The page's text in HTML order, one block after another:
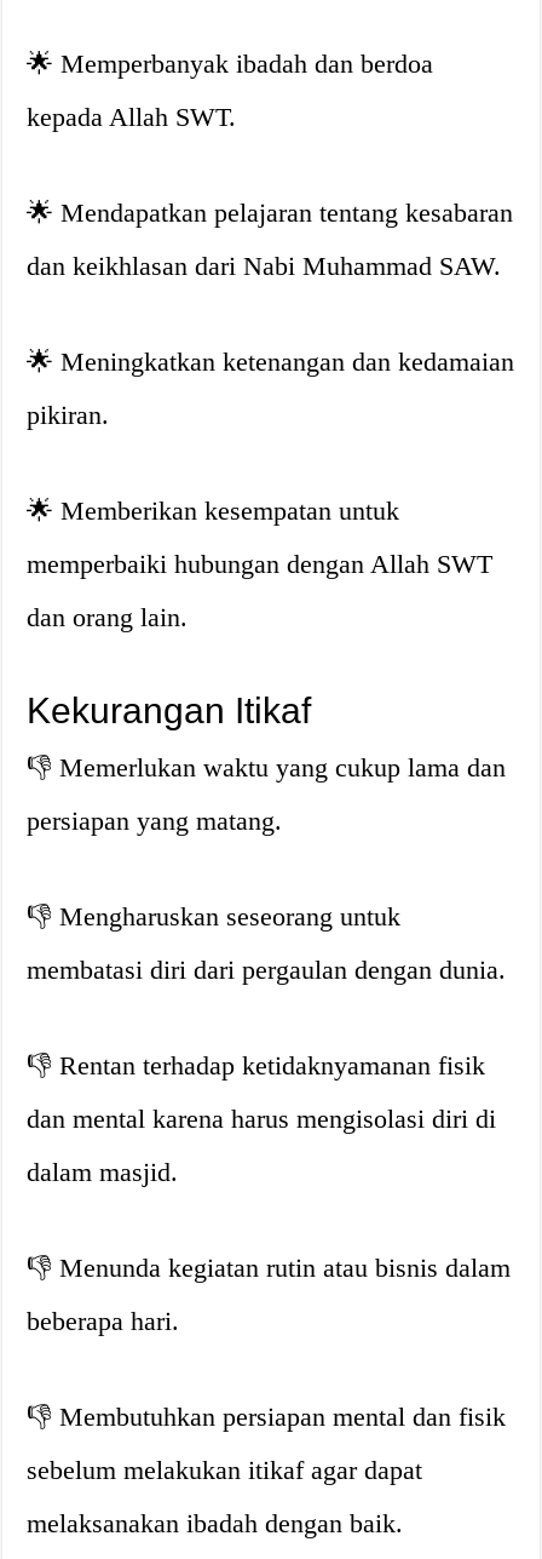
🌟 Memperbanyak ibadah dan berdoa
kepada Allah SWT.
🌟 Mendapatkan pelajaran tentang kesabaran
dan keikhlasan dari Nabi Muhammad SAW.
🌟 Meningkatkan ketenangan dan kedamaian
pikiran.
🌟 Memberikan kesempatan untuk
memperbaiki hubungan dengan Allah SWT
dan orang lain.
Kekurangan Itikaf
👎 Memerlukan waktu yang cukup lama dan
persiapan yang matang.
👎 Mengharuskan seseorang untuk
membatasi diri dari pergaulan dengan dunia.
👎 Rentan terhadap ketidaknyamanan fisik
dan mental karena harus mengisolasi diri di
dalam masjid.
👎 Menunda kegiatan rutin atau bisnis dalam
beberapa hari.
👎 Membutuhkan persiapan mental dan fisik
sebelum melakukan itikaf agar dapat
melaksanakan ibadah dengan baik.